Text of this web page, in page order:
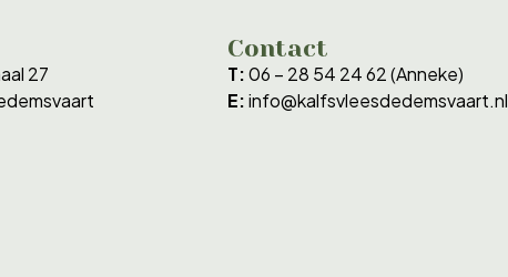
27
Contact
T:06 – 28 54 24 62 (Anneke)
E:info@kalfsvleesdedemsvaart.nl